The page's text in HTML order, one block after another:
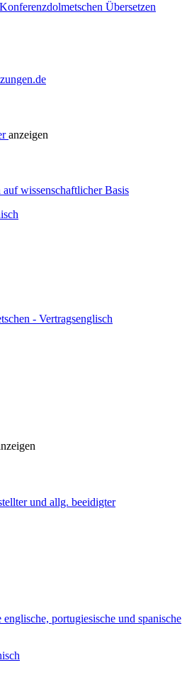
Übersetzen
anzeigen
wissenschaftlicher Basis
- Vertragsenglisch
und allg. beeidigter
portugiesische und spanische